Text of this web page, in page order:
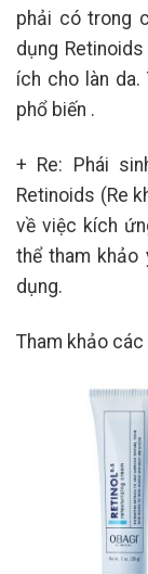
phải có trong
dụng
ích cho làn
phổ biến .
+ Re: Phái
Retinoids (Re
về việc kích
thể tham
dụng.
Tham khảo